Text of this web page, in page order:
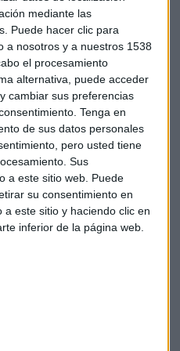
mediante las
Puede hacer clic para
a nosotros y a nuestros 1538
el procesamiento
alternativa, puede acceder
cambiar sus preferencias
Tenga en
de sus datos personales
pero usted tiene
Sus
a este sitio web. Puede
su consentimiento en
este sitio y haciendo clic en
inferior de la página web.
mantener congelados los
el mínimo histórico del 1,75
de un cuarto de punto
estimular el crecimiento.
boletines
más importantes del día